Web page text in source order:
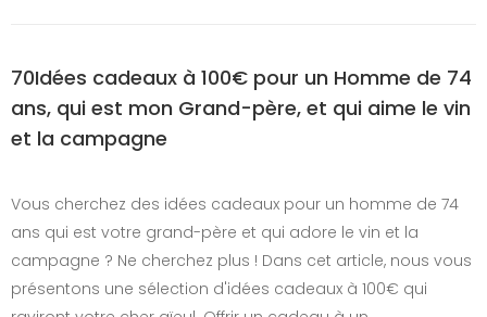
70Idées cadeaux à 100€ pour un Homme de 74
ans, qui est mon Grand-père, et qui aime le vin
et la campagne
Vous cherchez des idées cadeaux pour un homme de 74
ans qui est votre grand-père et qui adore le vin et la
campagne ? Ne cherchez plus ! Dans cet article, nous vous
présentons une sélection d'idées cadeaux à 100€ qui